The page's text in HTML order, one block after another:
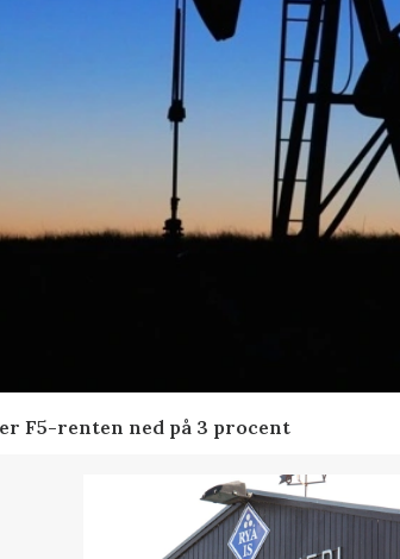
F5-renten ned på 3 procent